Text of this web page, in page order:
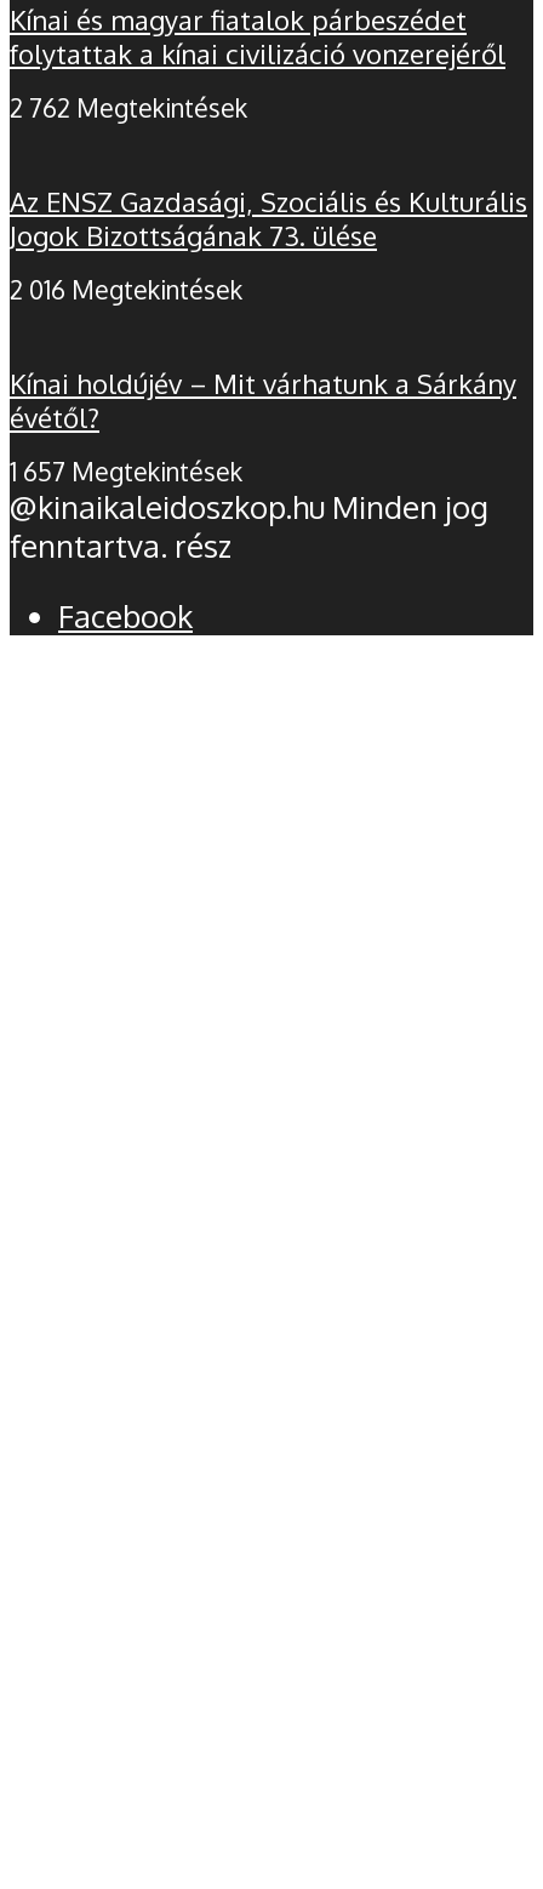
Kínai és magyar fiatalok párbeszédet
folytattak a kínai civilizáció vonzerejéről
2 762 Megtekintések
Az ENSZ Gazdasági, Szociális és Kulturális
Jogok Bizottságának 73. ülése
2 016 Megtekintések
Kínai holdújév – Mit várhatunk a Sárkány
évétől?
1 657 Megtekintések
@kinaikaleidoszkop.hu Minden jog
fenntartva. rész
Facebook